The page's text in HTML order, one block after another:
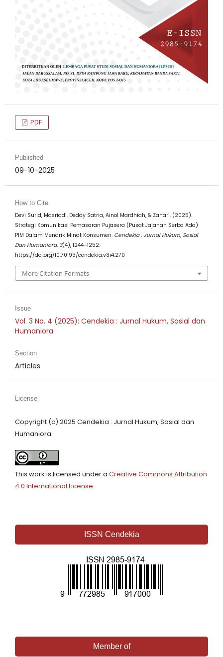
PDF
Published
09-10-2025
How to Cite
Devi Surid, Masriadi, Deddy Satria, Ainol Mardhiah, & Zahari. (2025).
Strategi Komunikasi Pemasaran Pujasera (Pusat Jajanan Serba Ada)
PIM Dalam Menarik Minat Konsumen. Cendekia : Jurnal Hukum, Sosial
Dan Humaniora, 3(4), 1244–1252.
https://doi.org/10.70193/cendekia.v3i4.270
More Citation Formats
Issue
Vol. 3 No. 4 (2025): Cendekia : Jurnal Hukum, Sosial dan
Humaniora
Section
Articles
License
Copyright (c) 2025 Cendekia : Jurnal Hukum, Sosial dan
Humaniora
This work is licensed under a Creative Commons Attribution
4.0 International License.
ISSN Cendekia
Member of